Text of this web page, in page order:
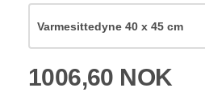
1006,60 NOK